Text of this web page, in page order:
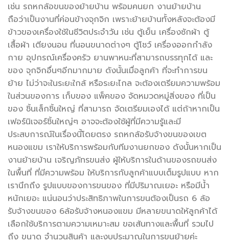
เช่น รถหกล้อขนของย้ายบ้าน พร้อมคนยก งานย้ายบ้าน
ถือว่าเป็นงานที่ค่อนข้างจุกจิก เพราะย้ายบ้านทั้งหลังจะต้องมี
ข้าวของเครื่องใช้ในชีวิตประจำวัน เช่น ตู้เย็น เครื่องซักผ้า ตู้
เสื้อผ้า เตียงนอน ที่นอนขนาดต่างๆ ตู้โชว์ เครื่องออกกําลัง
กาย อุปกรณ์เครื่องครัว ยานพาหนะที่สามารถบรรทุกได้ และ
ของ จุกจิกอื่นๆอีกมากมาย ดังนั้นเมื่อลูกค้า ที่จะทำการขน
ย้าย ไม่ว่าจะในระยะใกล้ หรือระยะไกล จะต้องเตรียมความพร้อม
ในส่วนของการ เก็บของ แพ็คของ จัดหมวดหมู่สิ่งของ ที่เป็น
ของ ชิ้นเล็กชิ้นใหญ่ ที่สามารถ จัดเตรียมเองได้ แต่ถ้าหากเป็น
เฟอร์นิเจอร์ชิ้นใหญ่ๆ อาจจะต้องใช้ผู้ที่มีความรู้และมี
ประสบการณ์ในเรื่องนี้โดยตรง รถหกล้อรับจ้างขนของเขต
หนองแขม เราให้บริการพร้อมกับทีมงานยกของ ดังนั้นหากเป็น
งานย้ายบ้าน เจริญภัทรขนส่ง ผู้ให้บริการในด้านของรถขนส่ง
ในพื้นที่ ที่มีความพร้อม ให้บริการกับลูกค้าแบบเต็มรูปแบบ หาก
เรานึกถึง รูปแบบของการขนของ ที่มีปริมาณเยอะ หรือมีน้ำ
หนักเยอะ แน่นอนว่าประสิทธิภาพในการขนต้องเป็นรถ 6 ล้อ
รับจ้างขนของ 6ล้อรับจ้างหนองแขม มีหลายขนาดให้ลูกค้าได้
เลือกใช้บริการตามความเหมาะสม ขอเส้นทางและพื้นที่ รวมไป
ถึง ขนาด จำนวนสินค้า และงบประมาณในการขนย้ายค่ะ